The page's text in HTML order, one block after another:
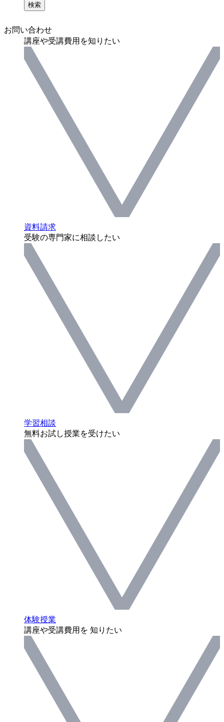
検索
お問い合わせ
講座や受講費用を知りたい
資料請求
受験の専門家に相談したい
学習相談
無料お試し授業を受けたい
体験授業
講座や受講費用を 知りたい